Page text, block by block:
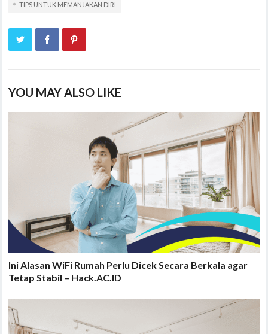
TIPS UNTUK MEMANJAKAN DIRI
YOU MAY ALSO LIKE
Ini Alasan WiFi Rumah Perlu Dicek Secara Berkala agar
Tetap Stabil – Hack.AC.ID